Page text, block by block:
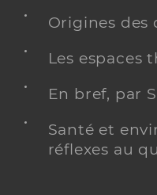
Origines des
Les espaces
En bref, par
Santé et
réflexes au